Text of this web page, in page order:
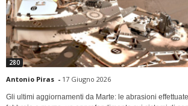
280
Antonio Piras - 17 Giugno 2026
Gli ultimi aggiornamenti da Marte: le abrasioni